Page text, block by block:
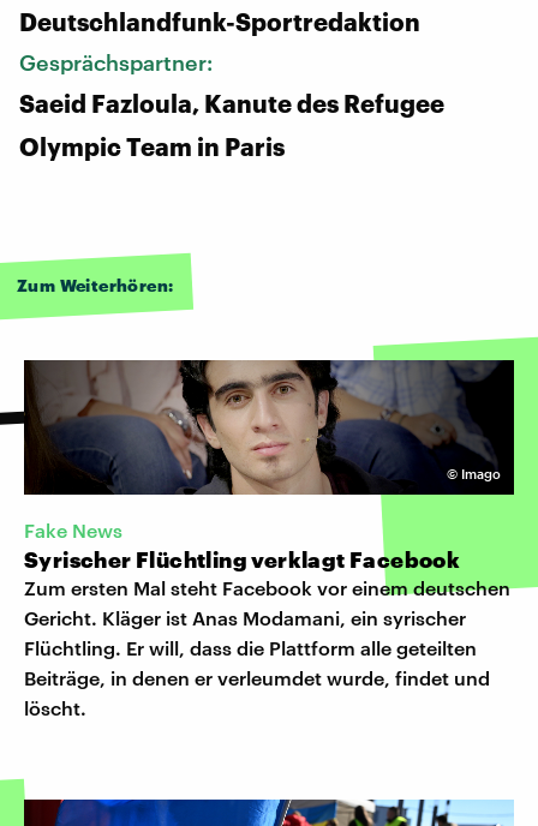
Deutschlandfunk-Sportredaktion
Gesprächspartner:
Saeid Fazloula, Kanute des Refugee
Olympic Team in Paris
Zum Weiterhören:
© Imago
Fake News
Syrischer Flüchtling verklagt Facebook
Zum ersten Mal steht Facebook vor einem deutschen
Gericht. Kläger ist Anas Modamani, ein syrischer
Flüchtling. Er will, dass die Plattform alle geteilten
Beiträge, in denen er verleumdet wurde, findet und
löscht.